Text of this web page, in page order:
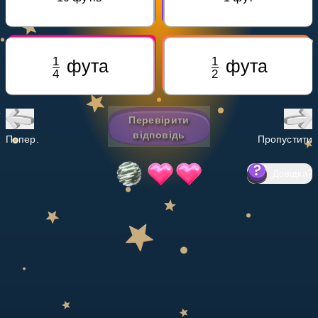
НАВЧАЛЬНИЙ ПЛАН
Попер.
Перевірити
відповідь
Пропустити
?